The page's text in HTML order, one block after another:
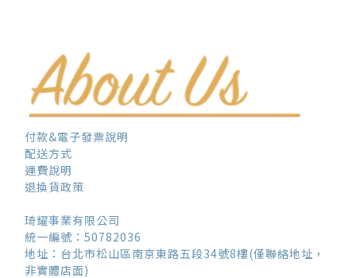
付款&電子發票說明
配送方式
運費說明
退換貨政策
琦耀事業有限公司
統一編號：50782036
地址：台北市松山區南京東路五段34號8樓(僅聯絡地址，
非實體店面)